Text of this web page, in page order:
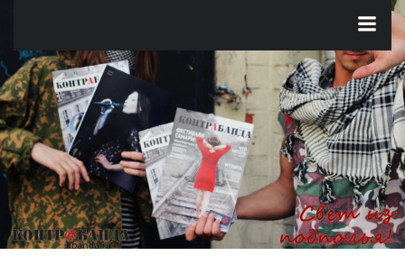
содержимому